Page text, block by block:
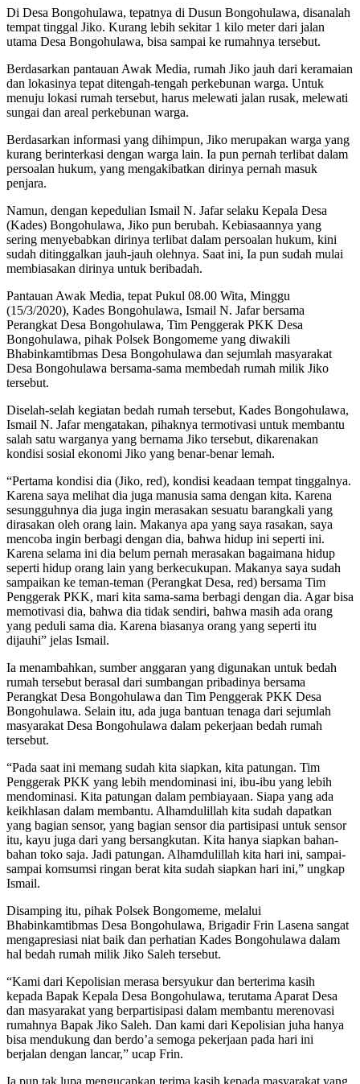
Di Desa Bongohulawa, tepatnya di Dusun Bongohulawa, disanalah
tempat tinggal Jiko. Kurang lebih sekitar 1 kilo meter dari jalan
utama Desa Bongohulawa, bisa sampai ke rumahnya tersebut.
Berdasarkan pantauan Awak Media, rumah Jiko jauh dari keramaian
dan lokasinya tepat ditengah-tengah perkebunan warga. Untuk
menuju lokasi rumah tersebut, harus melewati jalan rusak, melewati
sungai dan areal perkebunan warga.
Berdasarkan informasi yang dihimpun, Jiko merupakan warga yang
kurang berinterkasi dengan warga lain. Ia pun pernah terlibat dalam
persoalan hukum, yang mengakibatkan dirinya pernah masuk
penjara.
Namun, dengan kepedulian Ismail N. Jafar selaku Kepala Desa
(Kades) Bongohulawa, Jiko pun berubah. Kebiasaannya yang
sering menyebabkan dirinya terlibat dalam persoalan hukum, kini
sudah ditinggalkan jauh-jauh olehnya. Saat ini, Ia pun sudah mulai
membiasakan dirinya untuk beribadah.
Pantauan Awak Media, tepat Pukul 08.00 Wita, Minggu
(15/3/2020), Kades Bongohulawa, Ismail N. Jafar bersama
Perangkat Desa Bongohulawa, Tim Penggerak PKK Desa
Bongohulawa, pihak Polsek Bongomeme yang diwakili
Bhabinkamtibmas Desa Bongohulawa dan sejumlah masyarakat
Desa Bongohulawa bersama-sama membedah rumah milik Jiko
tersebut.
Diselah-selah kegiatan bedah rumah tersebut, Kades Bongohulawa,
Ismail N. Jafar mengatakan, pihaknya termotivasi untuk membantu
salah satu warganya yang bernama Jiko tersebut, dikarenakan
kondisi sosial ekonomi Jiko yang benar-benar lemah.
“Pertama kondisi dia (Jiko, red), kondisi keadaan tempat tinggalnya.
Karena saya melihat dia juga manusia sama dengan kita. Karena
sesungguhnya dia juga ingin merasakan sesuatu barangkali yang
dirasakan oleh orang lain. Makanya apa yang saya rasakan, saya
mencoba ingin berbagi dengan dia, bahwa hidup ini seperti ini.
Karena selama ini dia belum pernah merasakan bagaimana hidup
seperti hidup orang lain yang berkecukupan. Makanya saya sudah
sampaikan ke teman-teman (Perangkat Desa, red) bersama Tim
Penggerak PKK, mari kita sama-sama berbagi dengan dia. Agar bisa
memotivasi dia, bahwa dia tidak sendiri, bahwa masih ada orang
yang peduli sama dia. Karena biasanya orang yang seperti itu
dijauhi” jelas Ismail.
Ia menambahkan, sumber anggaran yang digunakan untuk bedah
rumah tersebut berasal dari sumbangan pribadinya bersama
Perangkat Desa Bongohulawa dan Tim Penggerak PKK Desa
Bongohulawa. Selain itu, ada juga bantuan tenaga dari sejumlah
masyarakat Desa Bongohulawa dalam pekerjaan bedah rumah
tersebut.
“Pada saat ini memang sudah kita siapkan, kita patungan. Tim
Penggerak PKK yang lebih mendominasi ini, ibu-ibu yang lebih
mendominasi. Kita patungan dalam pembiayaan. Siapa yang ada
keikhlasan dalam membantu. Alhamdulillah kita sudah dapatkan
yang bagian sensor, yang bagian sensor dia partisipasi untuk sensor
itu, kayu juga dari yang bersangkutan. Kita hanya siapkan bahan-
bahan toko saja. Jadi patungan. Alhamdulillah kita hari ini, sampai-
sampai komsumsi ringan berat kita sudah siapkan hari ini,” ungkap
Ismail.
Disamping itu, pihak Polsek Bongomeme, melalui
Bhabinkamtibmas Desa Bongohulawa, Brigadir Frin Lasena sangat
mengapresiasi niat baik dan perhatian Kades Bongohulawa dalam
hal bedah rumah milik Jiko Saleh tersebut.
“Kami dari Kepolisian merasa bersyukur dan berterima kasih
kepada Bapak Kepala Desa Bongohulawa, terutama Aparat Desa
dan masyarakat yang berpartisipasi dalam membantu merenovasi
rumahnya Bapak Jiko Saleh. Dan kami dari Kepolisian juha hanya
bisa mendukung dan berdo’a semoga pekerjaan pada hari ini
berjalan dengan lancar,” ucap Frin.
Ia pun tak lupa mengucapkan terima kasih kepada masyarakat yang